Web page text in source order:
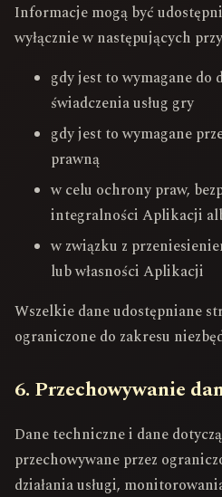
Informacje mogą być
wyłącznie w następujących
gdy jest to wymagane do
świadczenia usług gry
gdy jest to wymagane
prawną
w celu ochrony praw,
integralności Aplikacji
w związku z
lub własności Aplikacji
Wszelkie dane udostępniane
ograniczone do zakresu
6. Przechowywanie
Dane techniczne i dane
przechowywane przez
działania usługi,